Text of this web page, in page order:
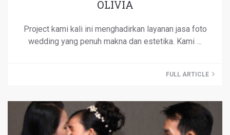
OLIVIA
Project kami kali ini menghadirkan layanan jasa foto
wedding yang penuh makna dan estetika. Kami …
FULL ARTICLE